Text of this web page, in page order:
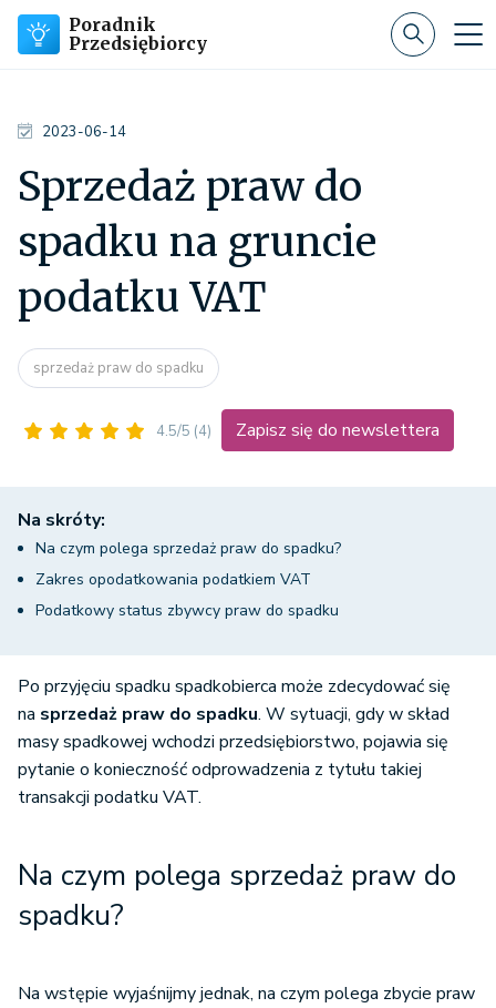
Poradnik
Przedsiębiorcy
2023-06-14
Sprzedaż praw do
spadku na gruncie
podatku VAT
sprzedaż praw do spadku
4.5/5 (4) Zapisz się do newslettera
Na skróty:
Na czym polega sprzedaż praw do spadku?
Zakres opodatkowania podatkiem VAT
Podatkowy status zbywcy praw do spadku
Po przyjęciu spadku spadkobierca może zdecydować się
na sprzedaż praw do spadku. W sytuacji, gdy w skład
masy spadkowej wchodzi przedsiębiorstwo, pojawia się
pytanie o konieczność odprowadzenia z tytułu takiej
transakcji podatku VAT.
Na czym polega sprzedaż praw do
spadku?
Na wstępie wyjaśnijmy jednak, na czym polega zbycie praw